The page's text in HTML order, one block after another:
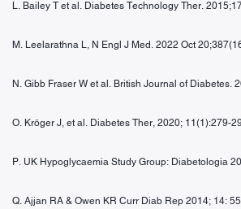
L. Bailey T et al. Diabetes Technology Ther.
M. Leelarathna L, N Engl J Med. 2022 Oct
N. Gibb Fraser W et al. British Journal of Diabetes.
O. Kröger J, et al. Diabetes Ther, 2020; 11(1):279-
P. UK Hypoglycaemia Study Group: Diabetologia
Q. Ajjan RA & Owen KR Curr Diab Rep 2014; 14: